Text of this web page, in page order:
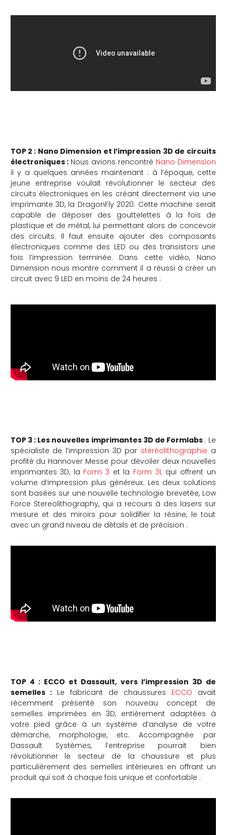
TOP 2 : Nano Dimension et l’impression 3D de circuits
électroniques : Nous avions rencontré Nano Dimension
il y a quelques années maintenant : à l’époque, cette
jeune entreprise voulait révolutionner le secteur des
circuits électroniques en les créant directement via une
imprimante 3D, la DragonFly 2020. Cette machine serait
capable de déposer des gouttelettes à la fois de
plastique et de métal, lui permettant alors de concevoir
des circuits. Il faut ensuite ajouter des composants
électroniques comme des LED ou des transistors une
fois l’impression terminée. Dans cette vidéo, Nano
Dimension nous montre comment il a réussi à créer un
circuit avec 9 LED en moins de 24 heures :
TOP 3 : Les nouvelles imprimantes 3D de Formlabs : Le
spécialiste de l’impression 3D par stéréolithographie a
profité du Hannover Messe pour dévoiler deux nouvelles
imprimantes 3D, la Form 3 et la Form 3Lqui offrent un
volume d’impression plus généreux. Les deux solutions
sont basées sur une nouvelle technologie brevetée, Low
Force Stereolithography, qui a recours à des lasers sur
mesure et des miroirs pour solidifier la résine, le tout
avec un grand niveau de détails et de précision :
TOP 4 : ECCO et Dassault, vers l’impression 3D de
semelles : Le fabricant de chaussures ECCO avait
récemment présenté son nouveau concept de
semelles imprimées en 3D, entièrement adaptées à
votre pied grâce à un système d’analyse de votre
démarche, morphologie, etc. Accompagnée par
Dassault Systèmes, l’entreprise pourrait bien
révolutionner le secteur de la chaussure et plus
particulièrement des semelles intérieures en offrant un
produit qui soit à chaque fois unique et confortable :